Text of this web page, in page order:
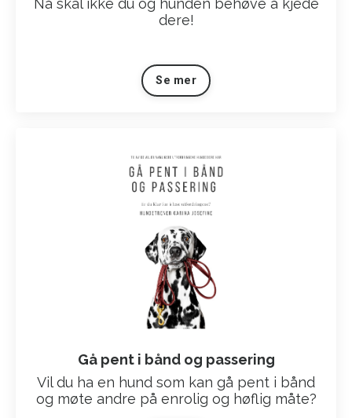
Nå skal ikke du og hunden behøve å kjede
dere!
Se mer
Gå pent i bånd og passering
Vil du ha en hund som kan gå pent i bånd
og møte andre på enrolig og høflig måte?